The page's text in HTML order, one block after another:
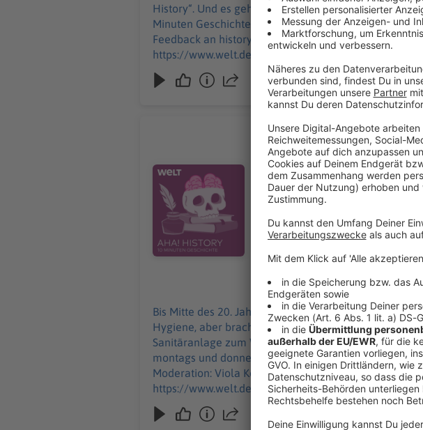
History“. Und es geht um einen teuren Modeklassiker, den man
Minuten Geschichte" ist der neue History-Podcast von WELT.
Feedback an history@welt.de. Produktion: Marvin Schwarz Host/Redaktion: Wim Orth Redaktion: Imke Rabiega Impressum:
https://www.welt.de/services/article7893735/
https://www.welt.de/services/article157550705/
Audiotitel - Wie öffentliche Bäder unsere Gesellschaft
Wie öffentliche Bäder
Bis Mitte des 20. Jahrhunderts
Badehäuser sicherten die
die Geschichte der Bäder von der
Geschichte" ist der neue History-
Impressum: https://
02.01.2025 03:10 / 16min
Bis Mitte des 20. Jahrhunderts hatten die meisten
Hygiene, aber brachten auch die Gesellschaft
Sanitäranlage zum Wellnesstempel. "Aha! History – Zehn Minuten Geschichte" ist der neue History-Podcast von WELT. Immer
montags und donnerstags ab 6 Uhr. Wir freuen uns über Feedback an history@welt.de. Produktion: Serdar Deniz Redaktion,
Moderation: Viola Koegst Impressum: https://www.welt.de/services/article7893735/Impressum.html Datenschutz:
https://www.welt.de/services/article157550705/